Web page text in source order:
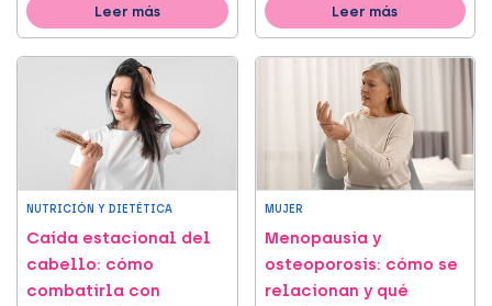
Leer más Leer más
NUTRICIÓN Y DIETÉTICA
Caída estacional del
cabello: cómo
combatirla con
MUJER
Menopausia y
osteoporosis: cómo se
relacionan y qué